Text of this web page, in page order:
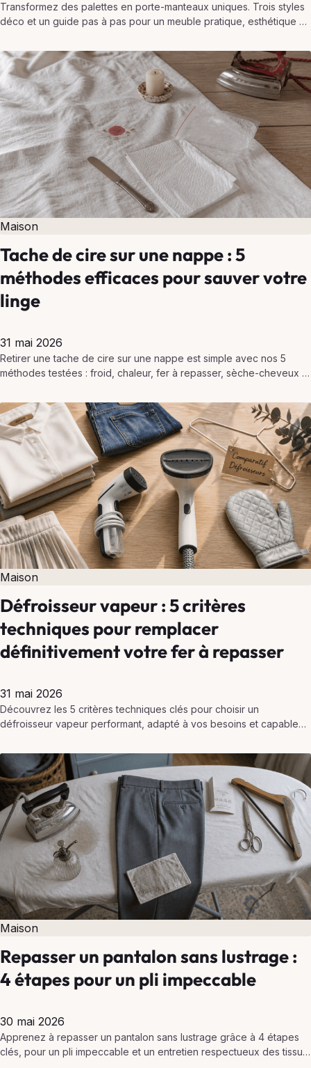
Transformez des palettes en porte-manteaux uniques. Trois styles
déco et un guide pas à pas pour un meuble pratique, esthétique et
Maison
Tache de cire sur une nappe : 5
méthodes efficaces pour sauver votre
linge
31 mai 2026
Retirer une tache de cire sur une nappe est simple avec nos 5
méthodes testées : froid, chaleur, fer à repasser, sèche-cheveux et
Maison
Défroisseur vapeur : 5 critères
techniques pour remplacer
définitivement votre fer à repasser
31 mai 2026
Découvrez les 5 critères techniques clés pour choisir un
défroisseur vapeur performant, adapté à vos besoins et capable
Maison
Repasser un pantalon sans lustrage :
4 étapes pour un pli impeccable
30 mai 2026
Apprenez à repasser un pantalon sans lustrage grâce à 4 étapes
clés, pour un pli impeccable et un entretien respectueux des tissus